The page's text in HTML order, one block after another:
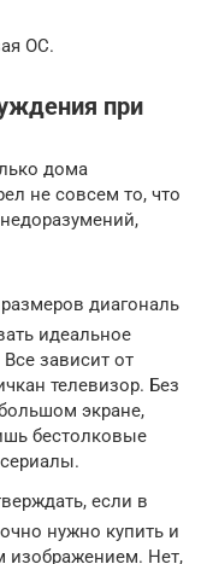
ОС.
при
дома
не совсем то, что
диагональ
идеальное
зависит от
телевизор. Без
экране,
бестолковые
если в
нужно купить и
изображением. Нет,